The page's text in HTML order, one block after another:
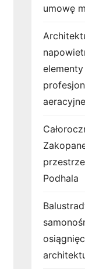
umowę
elementy
Podhala